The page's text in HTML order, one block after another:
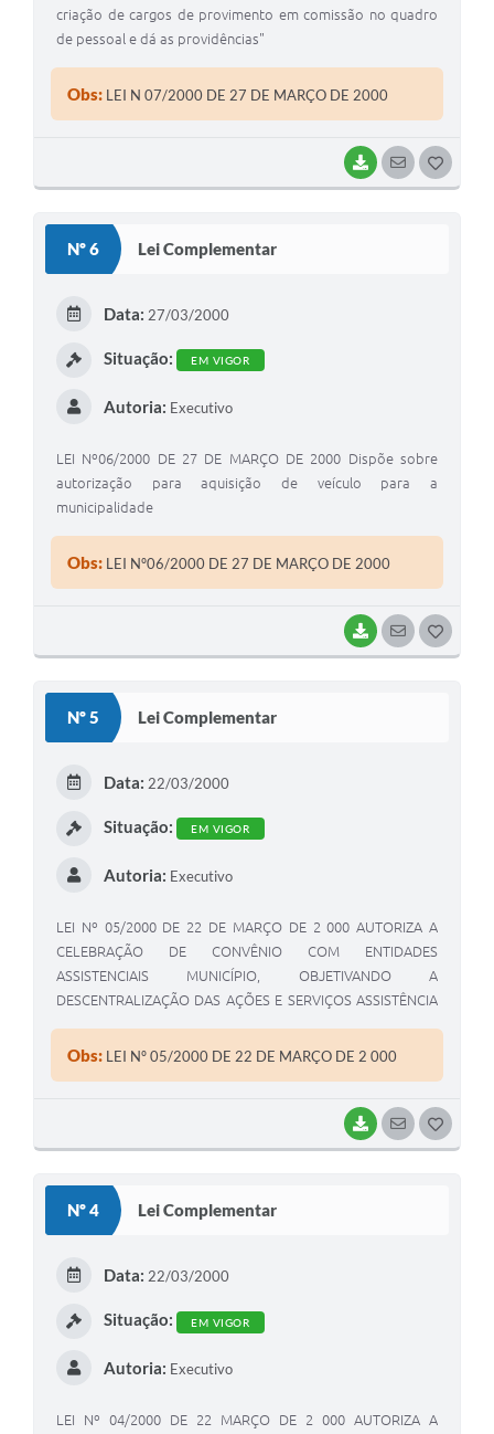
BAIXARSEGUIR
criação de cargos de provimento em comissão no quadro
de pessoal e dá as providências"
Obs: LEI N 07/2000 DE 27 DE MARÇO DE 2000
Nº 6 Lei Complementar
BAIXARSEGUIR
Data: 27/03/2000
Situação: EM VIGOR
Autoria: Executivo
LEI Nº06/2000 DE 27 DE MARÇO DE 2000 Dispõe sobre
autorização para aquisição de veículo para a
municipalidade
Obs: LEI Nº06/2000 DE 27 DE MARÇO DE 2000
Nº 5 Lei Complementar
BAIXARSEGUIR
Data: 22/03/2000
Situação: EM VIGOR
Autoria: Executivo
LEI Nº 05/2000 DE 22 DE MARÇO DE 2 000 AUTORIZA A
CELEBRAÇÃO DE CONVÊNIO COM ENTIDADES
ASSISTENCIAIS MUNICÍPIO, OBJETIVANDO A
DESCENTRALIZAÇÃO DAS AÇÕES E SERVIÇOS ASSISTÊNCIA
Obs: LEI Nº 05/2000 DE 22 DE MARÇO DE 2 000
Nº 4 Lei Complementar
Data: 22/03/2000
Situação: EM VIGOR
Autoria: Executivo
LEI Nº 04/2000 DE 22 MARÇO DE 2 000 AUTORIZA A